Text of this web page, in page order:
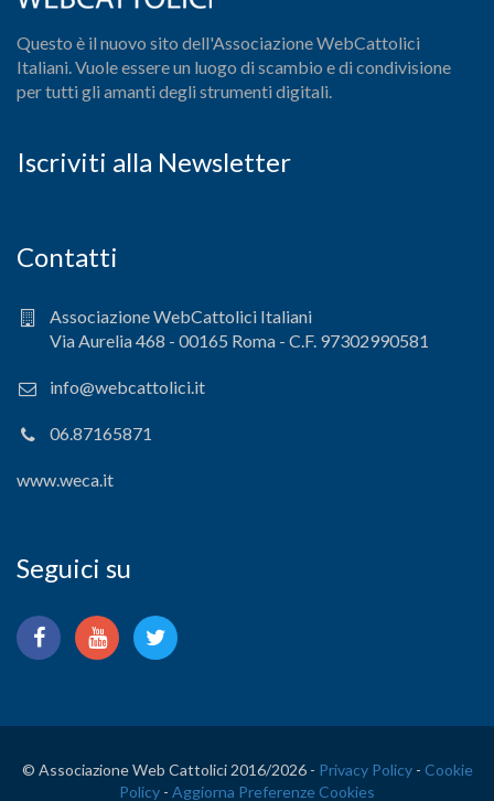
Questo è il nuovo sito dell'Associazione WebCattolici
Italiani. Vuole essere un luogo di scambio e di condivisione
per tutti gli amanti degli strumenti digitali.
Iscriviti alla Newsletter
Contatti
Associazione WebCattolici Italiani
Via Aurelia 468 - 00165 Roma - C.F. 97302990581
info@webcattolici.it
06.87165871
www.weca.it
Seguici su
© Associazione Web Cattolici 2016/2026 - Privacy Policy- Cookie
Policy - Aggiorna Preferenze Cookies